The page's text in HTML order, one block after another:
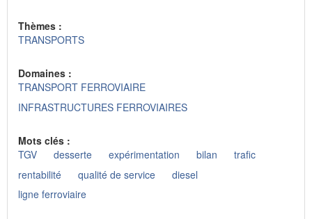
Thèmes :
TRANSPORTS
Domaines :
TRANSPORT FERROVIAIRE
INFRASTRUCTURES FERROVIAIRES
Mots clés :
TGV
desserte expérimentation bilan
trafic
rentabilité
qualité de service
diesel
ligne ferroviaire